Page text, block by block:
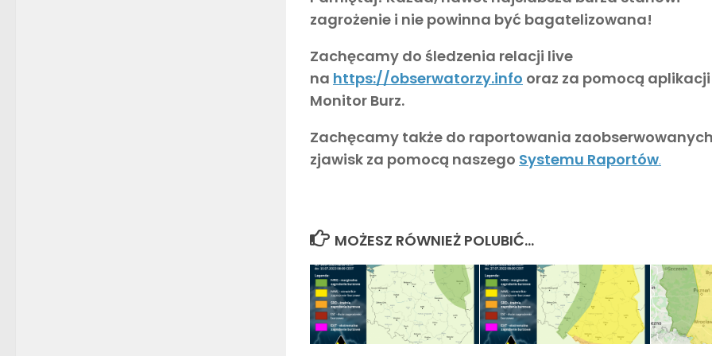
zagrożenie i nie powinna być bagatelizowana!
Zachęcamy do śledzenia relacji live
na https://obserwatorzy.info oraz za pomocą aplikacji
Monitor Burz.
Zachęcamy także do raportowania
zjawisk za pomocą naszego Systemu Raportów.
MOŻESZ RÓWNIEŻ POLUBIĆ…